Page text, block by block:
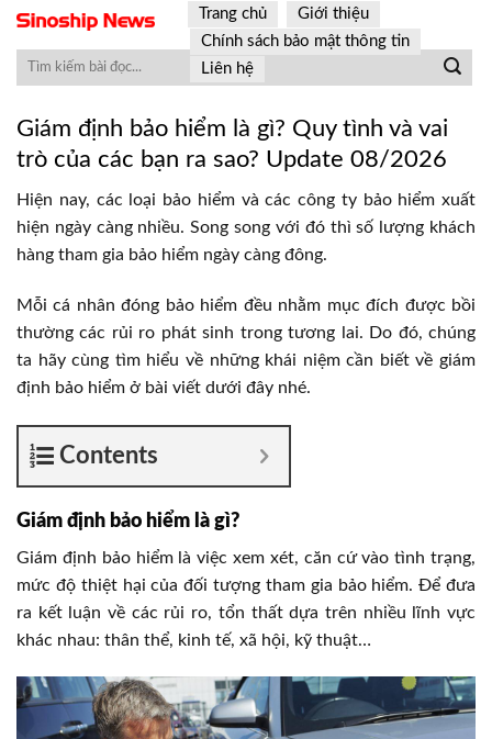
Skip
content
Trang chủ
Giới thiệu
Chính sách bảo mật thông tin
Liên hệ
Giám định bảo hiểm là gì? Quy tình và vai
trò của các bạn ra sao? Update 08/2026
Hiện nay, các loại bảo hiểm và các công ty bảo hiểm xuất
hiện ngày càng nhiều. Song song với đó thì số lượng khách
hàng tham gia bảo hiểm ngày càng đông.
Mỗi cá nhân đóng bảo hiểm đều nhằm mục đích được bồi
thường các rủi ro phát sinh trong tương lai. Do đó, chúng
ta hãy cùng tìm hiểu về những khái niệm cần biết về giám
định bảo hiểm ở bài viết dưới đây nhé.
Contents
Giám định bảo hiểm là gì?
Giám định bảo hiểm là việc xem xét, căn cứ vào tình trạng,
mức độ thiệt hại của đối tượng tham gia bảo hiểm. Để đưa
ra kết luận về các rủi ro, tổn thất dựa trên nhiều lĩnh vực
khác nhau: thân thể, kinh tế, xã hội, kỹ thuật…